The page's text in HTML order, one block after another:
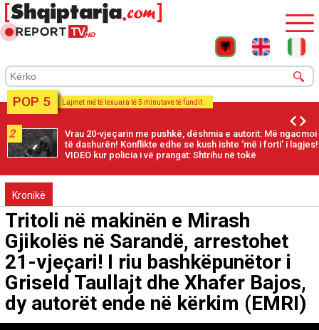
POP 5 Lajmet më të lexuara të 5 minutave të fundit
2
Vrau 20-vjeçarin me pushkë, dëshmia e autorit: Më ngacmoi
të dashurën! Konflikte edhe se kush ishte ‘më i forti’ i lagjes!
VIDEO kur policia i vë prangat: Shtrihu në tokë
Kronikë
Tritoli në makinën e Mirash
Gjikolës në Sarandë, arrestohet
21-vjeçari! I riu bashkëpunëtor i
Griseld Taullajt dhe Xhafer Bajos,
dy autorët ende në kërkim (EMRI)